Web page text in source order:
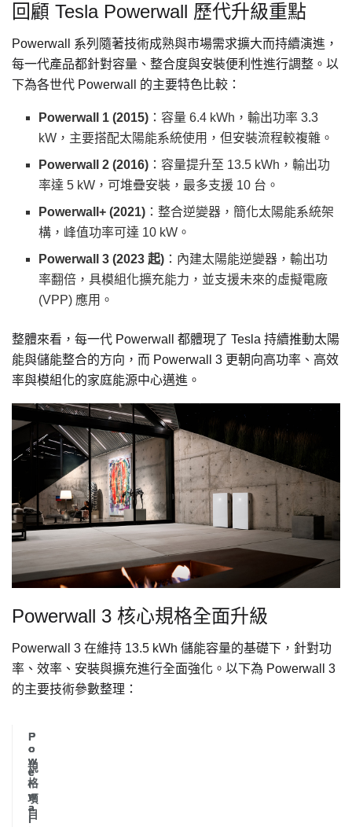
回顧 Tesla Powerwall 歷代升級重點
Powerwall 系列隨著技術成熟與市場需求擴大而持續演進，
每一代產品都針對容量、整合度與安裝便利性進行調整。以
下為各世代 Powerwall 的主要特色比較：
Powerwall 1 (2015) ：容量 6.4 kWh，輸出功率 3.3
kW，主要搭配太陽能系統使用，但安裝流程較複雜。
Powerwall 2 (2016) ：容量提升至 13.5 kWh，輸出功
率達 5 kW，可堆疊安裝，最多支援 10 台。
Powerwall+ (2021) ：整合逆變器，簡化太陽能系統架
構，峰值功率可達 10 kW。
Powerwall 3 (2023 起) ：內建太陽能逆變器，輸出功
率翻倍，具模組化擴充能力，並支援未來的虛擬電廠
(VPP) 應用。
整體來看，每一代 Powerwall 都體現了 Tesla 持續推動太陽
能與儲能整合的方向，而 Powerwall 3 更朝向高功率、高效
率與模組化的家庭能源中心邁進。
Powerwall 3 核心規格全面升級
Powerwall 3 在維持 13.5 kWh 儲能容量的基礎下，針對功
率、效率、安裝與擴充進行全面強化。以下為 Powerwall 3
的主要技術參數整理：
規
格
項
目
P
o
w
e
r
w
a
l
P
o
w
e
r
w
a
l
P
o
w
e
r
w
a
l